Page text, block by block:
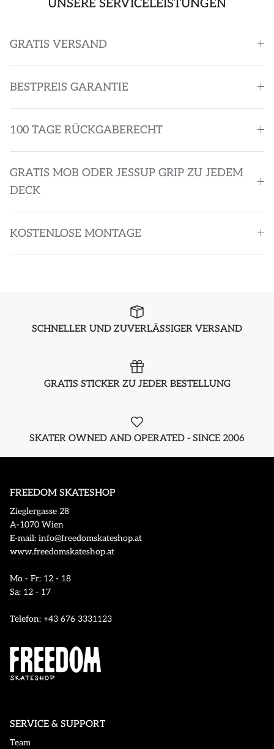
UNSERE SERVICELEISTUNGEN
GRATIS VERSAND
BESTPREIS GARANTIE
100 TAGE RÜCKGABERECHT
GRATIS MOB ODER JESSUP GRIP ZU JEDEM
DECK
KOSTENLOSE MONTAGE
SCHNELLER UND ZUVERLÄSSIGER VERSAND
GRATIS STICKER ZU JEDER BESTELLUNG
SKATER OWNED AND OPERATED - SINCE 2006
FREEDOM SKATESHOP
Zieglergasse 28
A-1070 Wien
E-mail: info@freedomskateshop.at
www.freedomskateshop.at
Mo - Fr: 12 - 18
Sa: 12 - 17
Telefon: +43 676 3331123
SERVICE & SUPPORT
Team